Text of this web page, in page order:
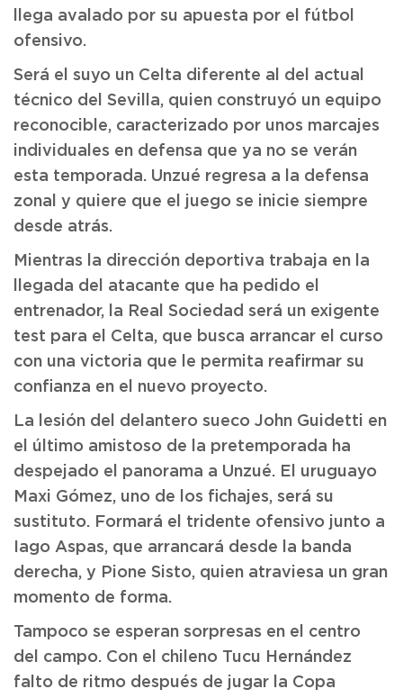
llega avalado por su apuesta por el fútbol
ofensivo.
Será el suyo un Celta diferente al del actual
técnico del Sevilla, quien construyó un equipo
reconocible, caracterizado por unos marcajes
individuales en defensa que ya no se verán
esta temporada. Unzué regresa a la defensa
zonal y quiere que el juego se inicie siempre
desde atrás.
Mientras la dirección deportiva trabaja en la
llegada del atacante que ha pedido el
entrenador, la Real Sociedad será un exigente
test para el Celta, que busca arrancar el curso
con una victoria que le permita reafirmar su
confianza en el nuevo proyecto.
La lesión del delantero sueco John Guidetti en
el último amistoso de la pretemporada ha
despejado el panorama a Unzué. El uruguayo
Maxi Gómez, uno de los fichajes, será su
sustituto. Formará el tridente ofensivo junto a
Iago Aspas, que arrancará desde la banda
derecha, y Pione Sisto, quien atraviesa un gran
momento de forma.
Tampoco se esperan sorpresas en el centro
del campo. Con el chileno Tucu Hernández
falto de ritmo después de jugar la Copa